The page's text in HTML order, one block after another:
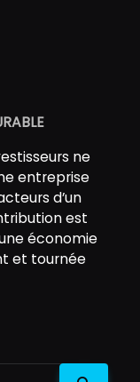
ne
entreprise
d’un
est
économie
et tournée